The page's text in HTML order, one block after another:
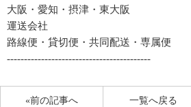
大阪・愛知・摂津・東大阪
運送会社
路線便・貸切便・共同配送・専属便
------------------------------------------
«前の記事へ 一覧へ戻る